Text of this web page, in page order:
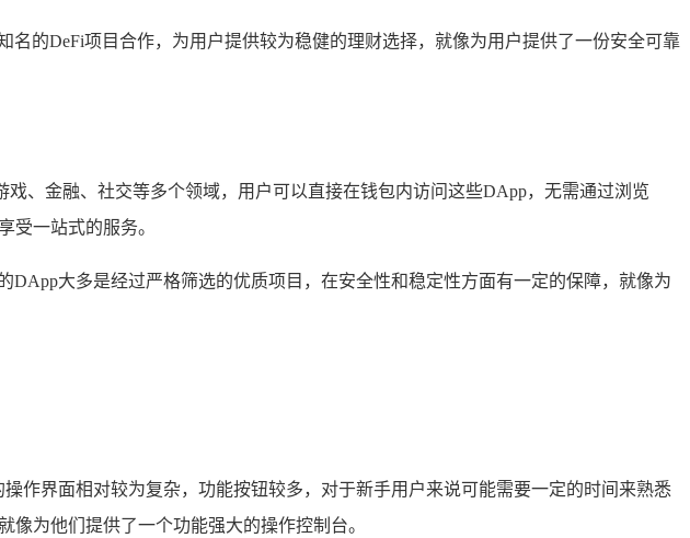
的DeFi项目合作，为用户提供较为稳健的理财选择，就像为用户提供了一份安全可靠
、金融、社交等多个领域，用户可以直接在钱包内访问这些DApp，无需通过浏览
受一站式的服务。
DApp大多是经过严格筛选的优质项目，在安全性和稳定性方面有一定的保障，就像为
作界面相对较为复杂，功能按钮较多，对于新手用户来说可能需要一定的时间来熟悉
为他们提供了一个功能强大的操作控制台。